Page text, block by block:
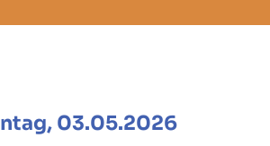
03.05.2026